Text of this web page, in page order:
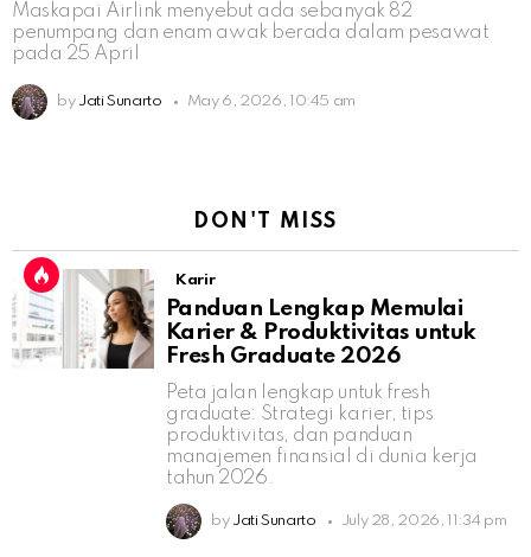
Maskapai Airlink menyebut ada sebanyak 82
penumpang dan enam awak berada dalam pesawat
pada 25 April
by Jati Sunarto May 6, 2026, 10:45 am
DON'T MISS
Karir
Panduan Lengkap Memulai
Karier & Produktivitas untuk
Fresh Graduate 2026
Peta jalan lengkap untuk fresh
graduate: Strategi karier, tips
produktivitas, dan panduan
manajemen finansial di dunia kerja
tahun 2026.
by Jati Sunarto July 28, 2026, 11:34 pm